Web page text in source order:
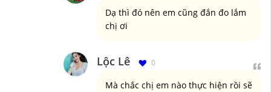
Dạ thì đó nên em cũng đắn đo lắm
chị ơi
Lộc Lê 0
Mà chắc chị em nào thực hiện rồi sẽ